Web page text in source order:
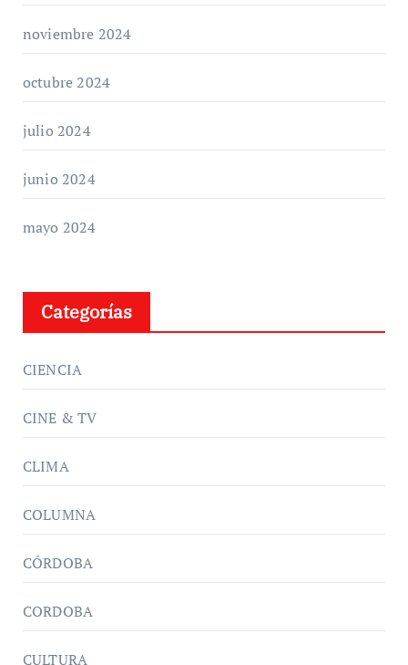
noviembre 2024
octubre 2024
julio 2024
junio 2024
mayo 2024
Categorías
CIENCIA
CINE & TV
CLIMA
COLUMNA
CÓRDOBA
CORDOBA
CULTURA